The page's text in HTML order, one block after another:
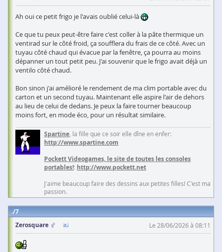
Ah oui ce petit frigo je l'avais oublié celui-là
Ce que tu peux peut-être faire c'est coller à la pâte thermique un
ventirad sur le côté froid, ça soufflera du frais de ce côté. Avec un
tuyau côté chaud qui évacue par la fenêtre, ça pourra au moins
dépanner un tout petit peu. J'ai souvenir que le frigo avait déjà un
ventilo côté chaud.
Bon sinon j'ai amélioré le rendement de ma clim portable avec du
carton et un second tuyau. Maintenant elle aspire l'air de dehors
au lieu de celui de dedans. Je peux la faire tourner beaucoup
moins fort, en mode éco, pour un résultat similaire.
Spartine , la fille que ce soir elle dîne en enfer:
http://www.spartine.com
Pockett Videogames, le site de toutes les consoles
portables!: http://www.pockett.net
J'aime beaucoup faire des dessins aux petites filles! C'est ma
passion.
7
Zerosquare
Le 28/06/2026 à 08:11